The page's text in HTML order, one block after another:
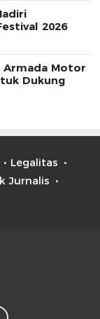
2026
Armada Motor
Dukung
Legalitas
Jurnalis